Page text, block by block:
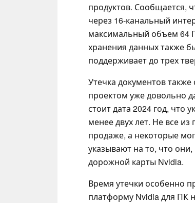
продуктов. Сообщается,
через 16-канальный
максимальный объем 64
хранения данных также
поддерживает до трех
Утечка документов также
проектом уже довольно
стоит дата 2024 год, что
менее двух лет. Не все
продаже, а некоторые
указывают на то, что
дорожной карты Nvidia.
Время утечки особенно
платформу Nvidia для ПК